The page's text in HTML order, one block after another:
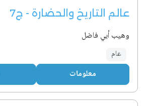
عالم التاريخ والحضارة - ج7
وهيب أبي فاضل
عام
معلومات